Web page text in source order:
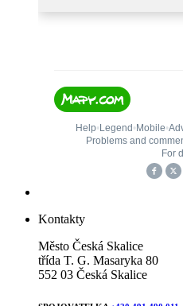
Kontakty
Město Česká Skalice
třída T. G. Masaryka 80
552 03 Česká Skalice